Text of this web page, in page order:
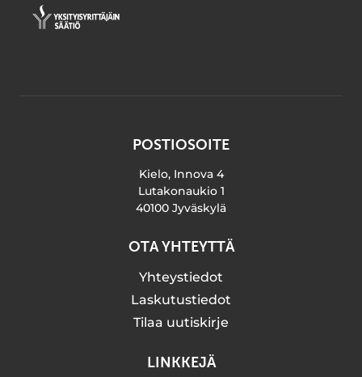
POSTIOSOITE
Kielo, Innova 4
Lutakonaukio 1
40100 Jyväskylä
OTA YHTEYTTÄ
Yhteystiedot
Laskutustiedot
Tilaa uutiskirje
LINKKEJÄ